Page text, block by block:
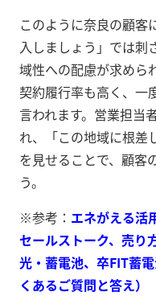
このように奈良の顧客
入しましょう」では刺
域性への配慮が求めら
契約履行率も高く、一
言われます。営業担当
れ、「この地域に根差
を見せることで、顧客
う。
※参考： エネがえる活
セールストーク、売り
光・蓄電池、卒FIT蓄
くあるご質問と答え）